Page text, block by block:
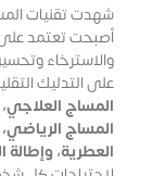
شهدت تقنيات
أصبحت تعتمد على
والاسترخاء
على التدليك
المساج الرياضي،
العطرية، وإطالة